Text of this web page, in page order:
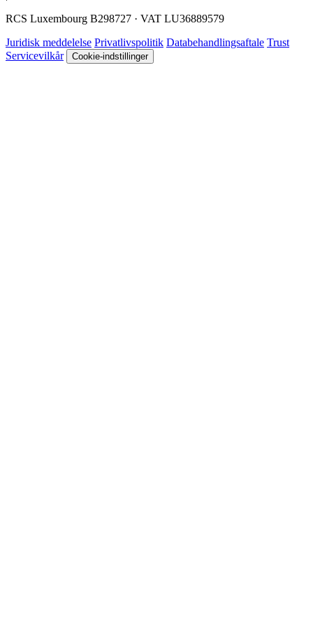
RCS Luxembourg B298727 · VAT LU36889579
Juridisk meddelelse Privatlivspolitik Databehandlingsaftale Trust
Servicevilkår
Cookie-indstillinger